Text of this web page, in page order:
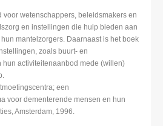
voor wetenschappers, beleidsmakers en
en instellingen die hulp bieden aan
mantelzorgers. Daarnaast is het boek
zoals buurt- en
hun activiteitenaanbod mede (willen)
een
voor dementerende mensen en hun
Amsterdam, 1996.